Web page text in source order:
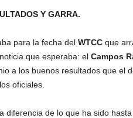
Y GARRA.
para la fecha del WTCCque
que esperaba: el Campos
a los buenos resultados que el
oficiales.
a diferencia de lo que ha sido